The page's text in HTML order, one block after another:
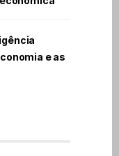
e as